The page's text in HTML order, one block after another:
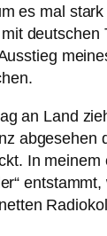
es mal
deutschen
an Land
abgesehen
In meinem
entstammt,